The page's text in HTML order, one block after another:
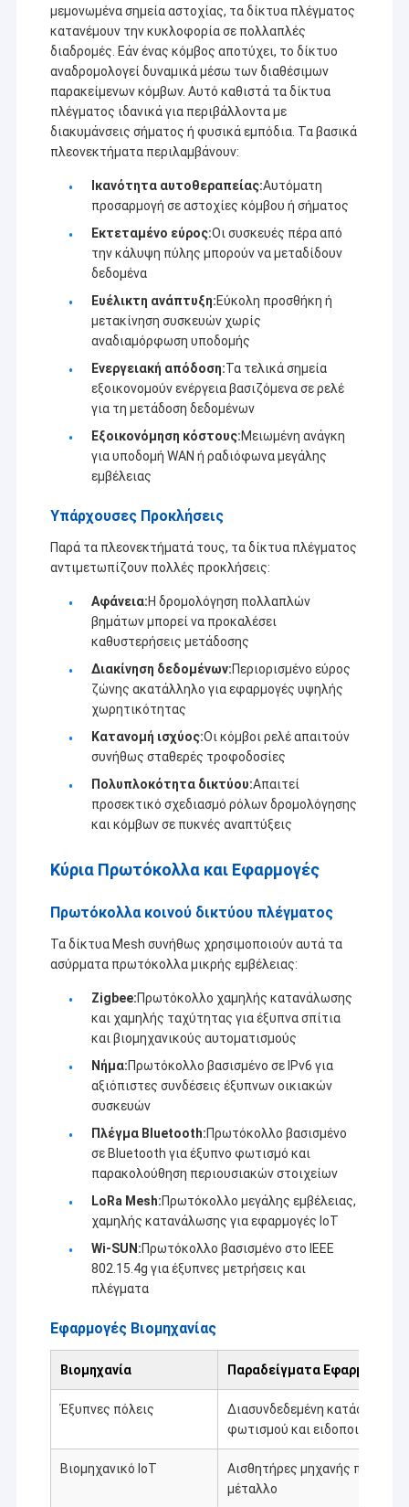
μεμονωμένα σημεία αστοχίας, τα δίκτυα πλέγματος
κατανέμουν την κυκλοφορία σε πολλαπλές
διαδρομές. Εάν ένας κόμβος αποτύχει, το δίκτυο
αναδρομολογεί δυναμικά μέσω των διαθέσιμων
παρακείμενων κόμβων. Αυτό καθιστά τα δίκτυα
πλέγματος ιδανικά για περιβάλλοντα με
διακυμάνσεις σήματος ή φυσικά εμπόδια. Τα βασικά
πλεονεκτήματα περιλαμβάνουν:
Ικανότητα αυτοθεραπείας:Αυτόματη
προσαρμογή σε αστοχίες κόμβου ή σήματος
Εκτεταμένο εύρος:Οι συσκευές πέρα ​​από
την κάλυψη πύλης μπορούν να μεταδίδουν
δεδομένα
Ευέλικτη ανάπτυξη:Εύκολη προσθήκη ή
μετακίνηση συσκευών χωρίς
αναδιαμόρφωση υποδομής
Ενεργειακή απόδοση:Τα τελικά σημεία
εξοικονομούν ενέργεια βασιζόμενα σε ρελέ
για τη μετάδοση δεδομένων
Εξοικονόμηση κόστους:Μειωμένη ανάγκη
για υποδομή WAN ή ραδιόφωνα μεγάλης
εμβέλειας
Υπάρχουσες Προκλήσεις
Παρά τα πλεονεκτήματά τους, τα δίκτυα πλέγματος
αντιμετωπίζουν πολλές προκλήσεις:
Αφάνεια:Η δρομολόγηση πολλαπλών
βημάτων μπορεί να προκαλέσει
καθυστερήσεις μετάδοσης
Διακίνηση δεδομένων:Περιορισμένο εύρος
ζώνης ακατάλληλο για εφαρμογές υψηλής
χωρητικότητας
Κατανομή ισχύος:Οι κόμβοι ρελέ απαιτούν
συνήθως σταθερές τροφοδοσίες
Πολυπλοκότητα δικτύου:Απαιτεί
προσεκτικό σχεδιασμό ρόλων δρομολόγησης
και κόμβων σε πυκνές αναπτύξεις
Κύρια Πρωτόκολλα και Εφαρμογές
Πρωτόκολλα κοινού δικτύου πλέγματος
Τα δίκτυα Mesh συνήθως χρησιμοποιούν αυτά τα
ασύρματα πρωτόκολλα μικρής εμβέλειας:
Zigbee:Πρωτόκολλο χαμηλής κατανάλωσης
και χαμηλής ταχύτητας για έξυπνα σπίτια
και βιομηχανικούς αυτοματισμούς
Νήμα:Πρωτόκολλο βασισμένο σε IPv6 για
αξιόπιστες συνδέσεις έξυπνων οικιακών
συσκευών
Πλέγμα Bluetooth:Πρωτόκολλο βασισμένο
σε Bluetooth για έξυπνο φωτισμό και
παρακολούθηση περιουσιακών στοιχείων
LoRa Mesh:Πρωτόκολλο μεγάλης εμβέλειας,
χαμηλής κατανάλωσης για εφαρμογές IoT
Wi-SUN:Πρωτόκολλο βασισμένο στο IEEE
802.15.4g για έξυπνες μετρήσεις και
πλέγματα
Εφαρμογές Βιομηχανίας
Βιομηχανία Παραδείγματα Εφαρμογών
Έξυπνες πόλεις
Διασυνδεδεμένη κατάσταση
φωτισμού και ειδοποιήσεις
Βιομηχανικό IoT
Αισθητήρες μηχανής που
μέταλλο
κωδικοποίησης διευθύνσεων σημείου προς
πολλαπλό σημείο και άλλα προϊόντα σειράς που
χρησιμοποιούνται ευρέως στο πετρέλαιο/αέριο,
νερό/ηλεκτρική ενέργεια,δίκτυο ηλεκτρικής
ενέργειας/θερμότητας/αερίου άνθρακα/
σιδηροδρόμων/μεταφορών, οδικά φώτα/σεισμοί/
καιρικές συνθήκες/προστασία του περιβάλλοντος,
έλεγχος της απόκτησης δεδομένων και GPS,
γεωγραφική έρευνα, χρηματοδότηση,
μεταλλουργία/χημική βιομηχανία και
αυτοματοποίηση ελέγχου βιομηχανικών
τηλεοπτική μετάδοση μεγάλης απόστασης,
drones/unmanned ship/unmanned vehicle και η
πολυδιάδρομη ασύρματη σύνδεση δεδομένων που
ελέγχεται από το ρομπότ.